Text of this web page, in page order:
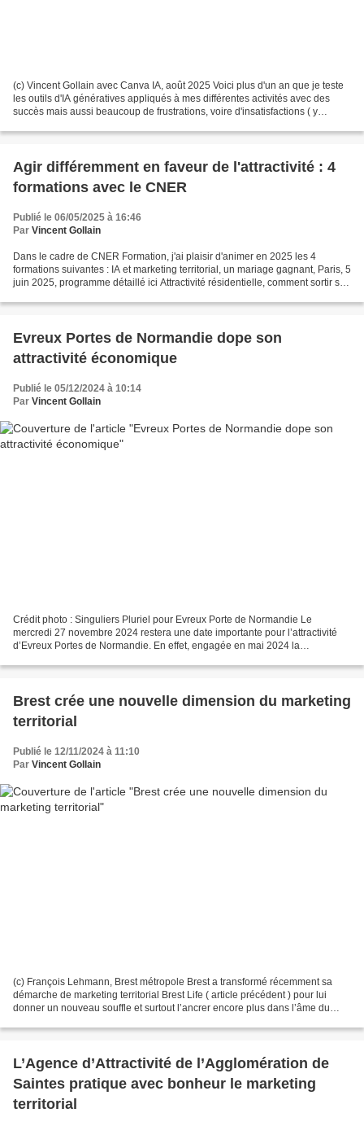
(c) Vincent Gollain avec Canva IA, août 2025 Voici plus d'un an que je teste
les outils d'IA génératives appliqués à mes différentes activités avec des
succès mais aussi beaucoup de frustrations, voire d'insatisfactions ( y
Agir différemment en faveur de l'attractivité : 4
formations avec le CNER
Publié le 06/05/2025 à 16:46
Par Vincent Gollain
Dans le cadre de CNER Formation, j'ai plaisir d'animer en 2025 les 4
formations suivantes : IA et marketing territorial, un mariage gagnant, Paris, 5
juin 2025, programme détaillé ici Attractivité résidentielle, comment sortir son
Evreux Portes de Normandie dope son
attractivité économique
Publié le 05/12/2024 à 10:14
Par Vincent Gollain
Crédit photo : Singuliers Pluriel pour Evreux Porte de Normandie Le
mercredi 27 novembre 2024 restera une date importante pour l’attractivité
d’Evreux Portes de Normandie. En effet, engagée en mai 2024 la
Brest crée une nouvelle dimension du marketing
territorial
Publié le 12/11/2024 à 11:10
Par Vincent Gollain
(c) François Lehmann, Brest métropole Brest a transformé récemment sa
démarche de marketing territorial Brest Life ( article précédent ) pour lui
donner un nouveau souffle et surtout l’ancrer encore plus dans l’âme du
L’Agence d’Attractivité de l’Agglomération de
Saintes pratique avec bonheur le marketing
territorial